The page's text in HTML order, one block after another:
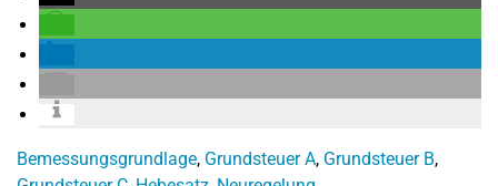
Bemessungsgrundlage, Grundsteuer A, Grundsteuer B,